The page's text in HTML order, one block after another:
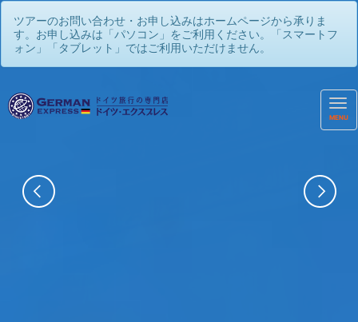
ツアーのお問い合わせ・お申し込みはホームページから承りま
す。お申し込みは「パソコン」をご利用ください。「スマートフ
ォン」「タブレット」ではご利用いただけません。
MENU